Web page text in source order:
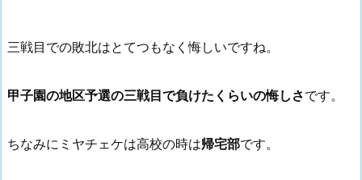
三戦目での敗北はとてつもなく悔しいですね。
甲子園の地区予選の三戦目で負けたくらいの悔しさです。
ちなみにミヤチェケは高校の時は帰宅部です。